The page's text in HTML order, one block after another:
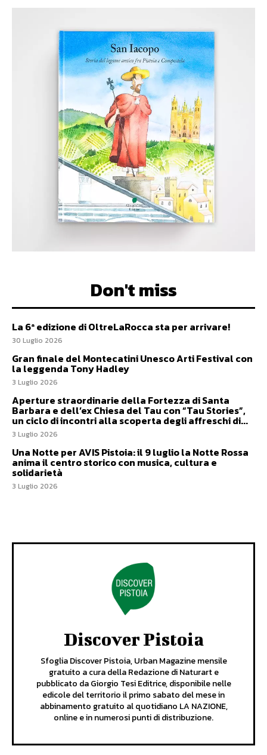
Don't miss
La 6ª edizione di OltreLaRocca sta per arrivare!
30 Luglio 2026
Gran finale del Montecatini Unesco Arti Festival con
la leggenda Tony Hadley
3 Luglio 2026
Aperture straordinarie della Fortezza di Santa
Barbara e dell’ex Chiesa del Tau con “Tau Stories”,
un ciclo di incontri alla scoperta degli affreschi di...
3 Luglio 2026
Una Notte per AVIS Pistoia: il 9 luglio la Notte Rossa
anima il centro storico con musica, cultura e
solidarietà
3 Luglio 2026
Discover Pistoia
Sfoglia Discover Pistoia, Urban Magazine mensile
gratuito a cura della Redazione di Naturart e
pubblicato da Giorgio Tesi Editrice, disponibile nelle
edicole del territorio il primo sabato del mese in
abbinamento gratuito al quotidiano LA NAZIONE,
online e in numerosi punti di distribuzione.